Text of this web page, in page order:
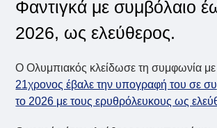
Φαντιγκά με συμβόλαιο
2026, ως ελεύθερος.
O Ολυμπιακός κλείδωσε τη συμφωνία
21χρονος έβαλε την υπογραφή του σε
το 2026 με τους ερυθρόλευκους ως